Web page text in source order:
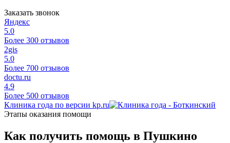
Заказать звонок
Яндекс
5.0
Более 300 отзывов
2gis
5.0
Более 700 отзывов
doctu.ru
4.9
Более 500 отзывов
Клиника года по версии kp.ru
Этапы оказания помощи
Как получить помощь в Пушкино